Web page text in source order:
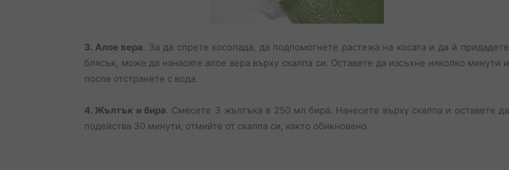
3. Алое вера. За да спрете косопада, да подпомогнете растежа на косата и да й придадете
блясък, може да нанасяте алое вера върху скалпа си. Оставете да изсъхне няколко минути и
после отстранете с вода.
4. Жълтък и бира. Смесете 3 жълтъка в 250 мл бира. Нанесете върху скалпа и оставете да
подейства 30 минути, отмийте от скалпа си, както обикновено.